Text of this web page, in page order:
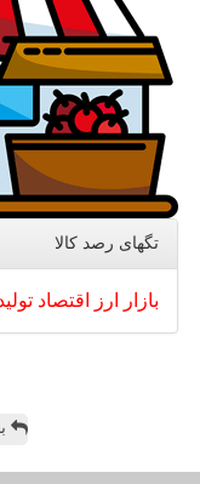
تگهای رصد كالا
بازار ارز اقتصاد